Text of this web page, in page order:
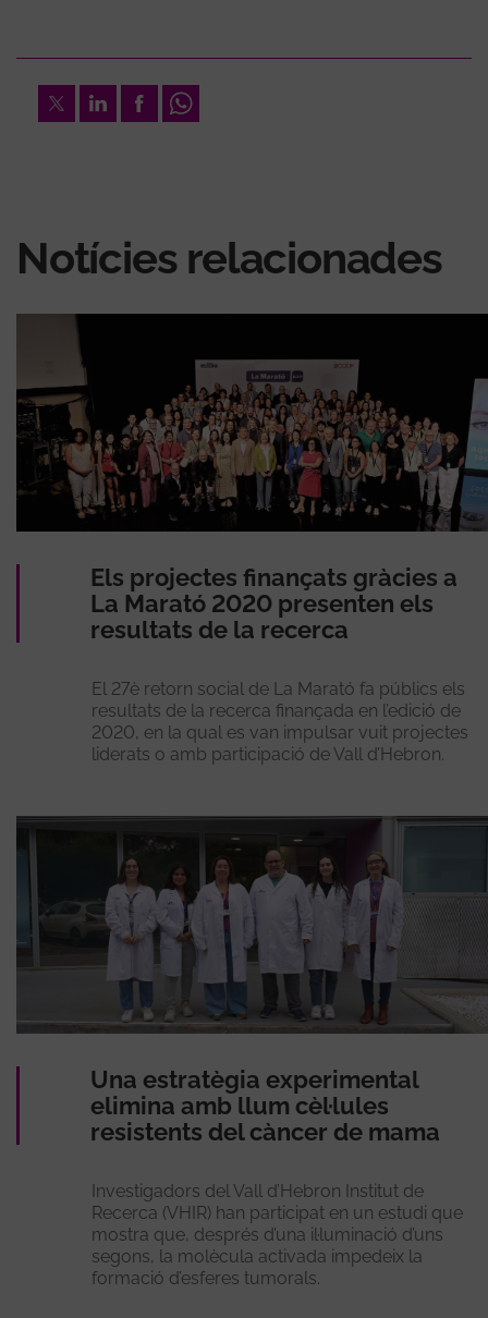
TwitterLinkedInFacebookWhatsapp
Notícies relacionades
Els projectes finançats gràcies a
La Marató 2020 presenten els
resultats de la recerca
El 27è retorn social de La Marató fa públics els
resultats de la recerca finançada en l’edició de
2020, en la qual es van impulsar vuit projectes
liderats o amb participació de Vall d’Hebron.
Una estratègia experimental
elimina amb llum cèl·lules
resistents del càncer de mama
Investigadors del Vall d’Hebron Institut de
Recerca (VHIR) han participat en un estudi que
mostra que, després d’una il·luminació d’uns
segons, la molècula activada impedeix la
formació d’esferes tumorals.